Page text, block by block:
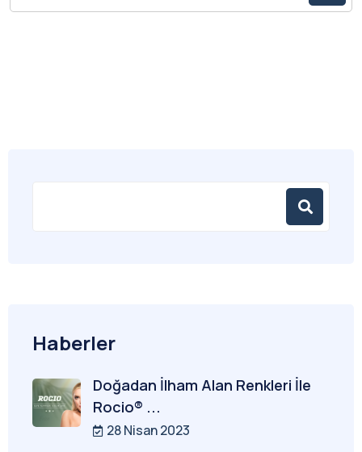
Haberler
Doğadan İlham Alan Renkleri İle
Rocio® ...
28 Nisan 2023